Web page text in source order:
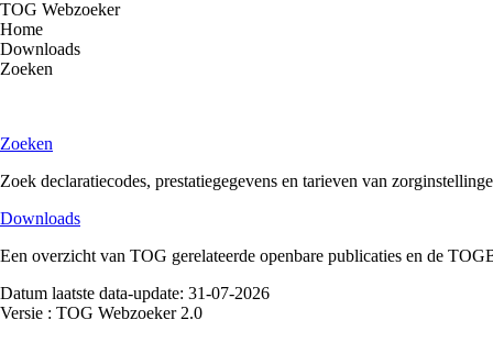
TOG Webzoeker
Home
Downloads
Zoeken
Zoeken
Zoek declaratiecodes, prestatiegegevens en tarieven van
Downloads
Een overzicht van TOG gerelateerde openbare publicaties en de
Datum laatste data-update: 31-07-2026
Versie : TOG Webzoeker 2.0